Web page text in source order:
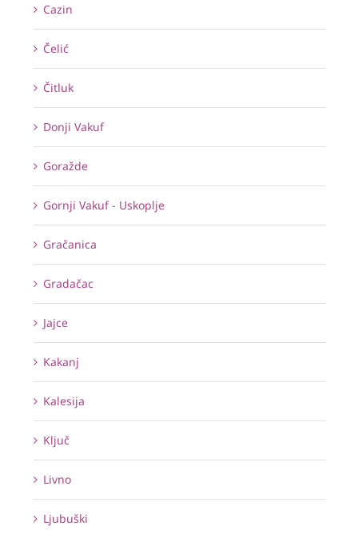
Cazin
Čelić
Čitluk
Donji Vakuf
Goražde
Gornji Vakuf - Uskoplje
Gračanica
Gradačac
Jajce
Kakanj
Kalesija
Ključ
Livno
Ljubuški